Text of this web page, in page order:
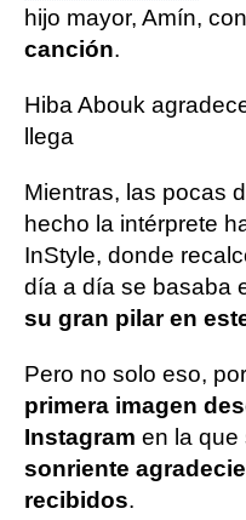
hijo mayor, Amín,
canción.
Hiba Abouk
llega
Mientras, las pocas
hecho la intérprete
InStyle, donde
día a día se basaba
su gran pilar en
Pero no solo eso,
primera imagen
Instagram en la que
sonriente
recibidos.